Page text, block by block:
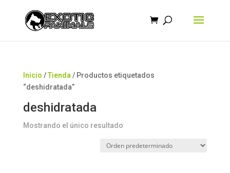
Inicio /Tienda / Productos etiquetados
“deshidratada”
deshidratada
Mostrando el único resultado